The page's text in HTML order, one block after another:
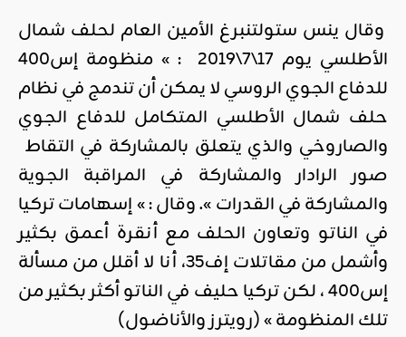
وقال ينس ستولتنبرغ الأمين العام لحلف شمال
الأطلسي يوم 17\7\2019 : » منظومة إس400
للدفاع الجوي الروسي لا يمكن أن تندمج في نظام
حلف شمال الأطلسي المتكامل للدفاع الجوي
والصاروخي والذي يتعلق بالمشاركة في التقاط
صور الرادار والمشاركة في المراقبة الجوية
والمشاركة في القدرات ». وقال : » إسهامات تركيا
في الناتو وتعاون الحلف مع أنقرة أعمق بكثير
وأشمل من مقاتلات إف35، أنا لا أقلل من مسألة
إس400 ، لكن تركيا حليف في الناتو أكثر بكثير من
تلك المنظومة » (رويترز والأناضول)